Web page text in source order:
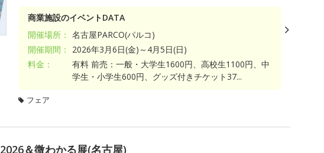
商業施設のイベントDATA
開催場所： 名古屋PARCO(パルコ)
開催期間：
2026年3月6日(金)～4月5日(日)
料金：
有料 前売：一般・大学生1600円、高校生1100円、中
学生・小学生600円、グッズ付きチケット37...
フェア
＆微わかる展(名古屋)